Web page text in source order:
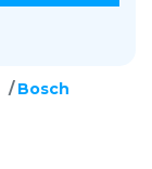
Bosch